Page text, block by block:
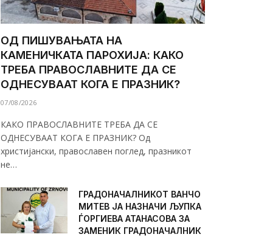
ОД ПИШУВАЊАТА НА
КАМЕНИЧКАТА ПАРОХИЈА: КАКО
ТРЕБА ПРАВОСЛАВНИТЕ ДА СЕ
ОДНЕСУВААТ КОГА Е ПРАЗНИК?
07/08/2026
КАКО ПРАВОСЛАВНИТЕ ТРЕБА ДА СЕ
ОДНЕСУВААТ КОГА Е ПРАЗНИК? Од
христијански, православен поглед, празникот
не…
ГРАДОНАЧАЛНИКОТ ВАНЧО
МИТЕВ ЈА НАЗНАЧИ ЉУПКА
ЃОРГИЕВА АТАНАСОВА ЗА
ЗАМЕНИК ГРАДОНАЧАЛНИК